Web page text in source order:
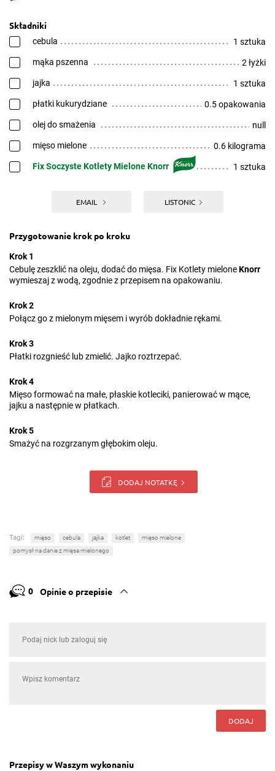
Składniki
cebula 1 sztuka
mąka pszenna 2 łyżki
jajka 1 sztuka
płatki kukurydziane 0.5 opakowania
olej do smażenia null
mięso mielone 0.6 kilograma
Fix Soczyste Kotlety Mielone Knorr 1 sztuka
EMAIL LISTONIC
Przygotowanie krok po kroku
Krok 1
Cebulę zeszklić na oleju, dodać do mięsa. Fix Kotlety mieloneKnorr
wymieszaj z wodą, zgodnie z przepisem na opakowaniu.
Krok 2
Połącz go z mielonym mięsem i wyrób dokładnie rękami.
Krok 3
Płatki rozgnieść lub zmielić. Jajko roztrzepać.
Krok 4
Mięso formować na małe, płaskie kotleciki, panierować w mące,
jajku a następnie w płatkach.
Krok 5
Smażyć na rozgrzanym głębokim oleju.
DODAJ NOTATKĘ
Tagi: mięso cebula jajka kotlet
mięso mielone
pomysł na danie z mięsa mielonego
0 Opinie o przepisie
DODAJ
Przepisy w Waszym wykonaniu